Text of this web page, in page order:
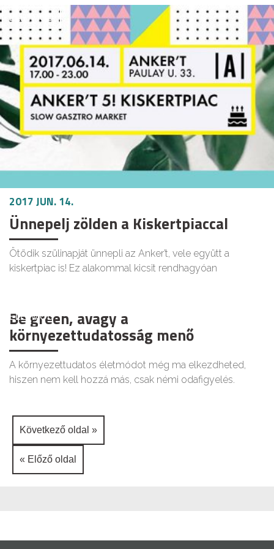
ÉLETMÓD
2017 JUN. 14.
Ünnepelj zölden a Kiskertpiaccal
Ötödik szülinapját ünnepli az Anker’t, vele együtt a
kiskertpiac is! Ez alakommal kicsit rendhagyóan
ÉLETMÓD
Be green, avagy a
környezettudatosság menő
A környezettudatos életmódot még ma elkezdheted,
hiszen nem kell hozzá más, csak némi odafigyelés.
Következő oldal »
« Előző oldal